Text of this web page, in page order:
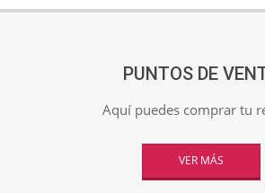
PUNTOS DE
Aquí puedes comprar tu
VER MÁS